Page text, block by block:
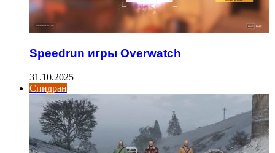
Speedrun игры Overwatch
31.10.2025
Спидран